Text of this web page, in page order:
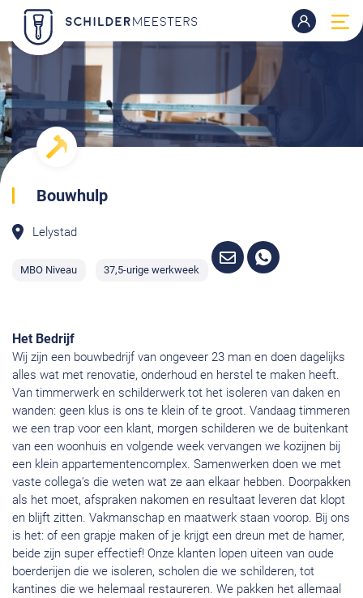
Bouwhulp
Lelystad
MBO Niveau 37,5-urige werkweek
Het Bedrijf
Wij zijn een bouwbedrijf van ongeveer 23 man en doen dagelijks
alles wat met renovatie, onderhoud en herstel te maken heeft.
Van timmerwerk en schilderwerk tot het isoleren van daken en
wanden: geen klus is ons te klein of te groot. Vandaag timmeren
we een trap voor een klant, morgen schilderen we de buitenkant
van een woonhuis en volgende week vervangen we kozijnen bij
een klein appartementencomplex. Samenwerken doen we met
vaste collega’s die weten wat ze aan elkaar hebben. Doorpakken
als het moet, afspraken nakomen en resultaat leveren dat klopt
en blijft zitten. Vakmanschap en maatwerk staan voorop. Bij ons
is het: of een grapje maken of je krijgt een dreun met de hamer,
beide zijn super effectief! Onze klanten lopen uiteen van oude
boerderijen die we isoleren, scholen die we schilderen, tot
kantines die we helemaal restaureren. We pakken het allemaal